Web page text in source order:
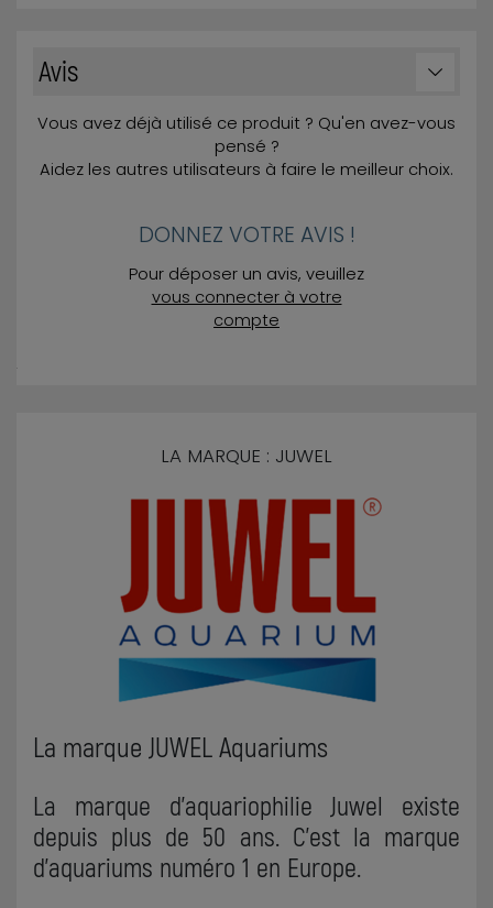
Avis
Vous avez déjà utilisé ce produit ? Qu'en avez-vous
pensé ?
Aidez les autres utilisateurs à faire le meilleur choix.
DONNEZ VOTRE AVIS !
Pour déposer un avis, veuillez
vous connecter à votre
compte
LA MARQUE : JUWEL
La marque JUWEL Aquariums
La marque d'aquariophilie Juwel existe
depuis plus de 50 ans. C'est la marque
d'aquariums numéro 1 en Europe.